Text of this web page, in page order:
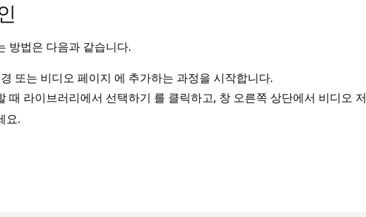
방법은 다음과 같습니다.
또는 비디오 페이지 에 추가하는 과정을 시작합니다.
때 라이브러리에서 선택하기
를 클릭하고, 창 오른쪽 상단에서 비디오 저
요.